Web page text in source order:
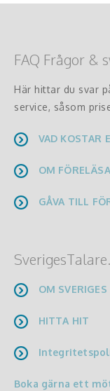
FAQ Frågor &
Här hittar du svar
service, såsom
VAD KOSTAR
OM
GÅVA TILL
OM
HITTA HIT
Boka gärna ett